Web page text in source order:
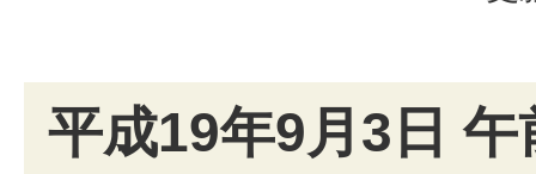
平成19年9月3日 午